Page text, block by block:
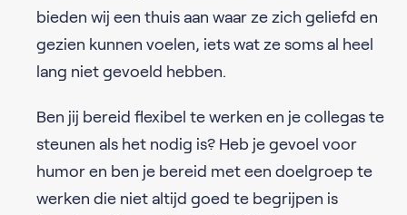
bieden wij een thuis aan waar ze zich geliefd en
gezien kunnen voelen, iets wat ze soms al heel
lang niet gevoeld hebben.
Ben jij bereid flexibel te werken en je collegas te
steunen als het nodig is? Heb je gevoel voor
humor en ben je bereid met een doelgroep te
werken die niet altijd goed te begrijpen is